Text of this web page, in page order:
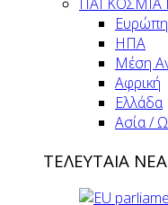
Ευρώπη
ΗΠΑ
Μέση
Αφρική
Ελλάδα
Ασία /
ΤΕΛΕΥΤΑΙΑ ΝΕΑ